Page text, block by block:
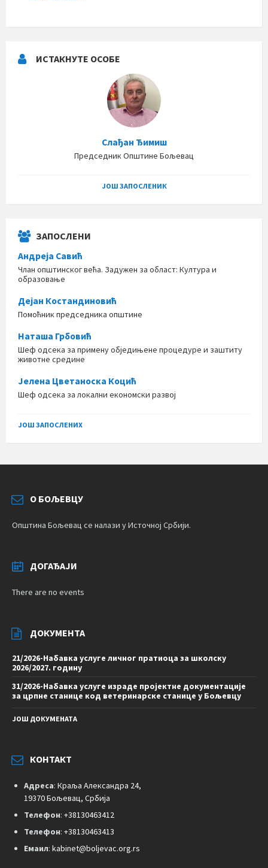
ИСТАКНУТЕ ОСОБЕ
Слађан Ђимиш
Председник Општине Бољевац
ЈОШ ЗАПОСЛЕНИК
ЗАПОСЛЕНИ
Андреја Савић
Члан општинског већа. Задужен за област: Култура и
образовање
Дејан Костандиновић
Помоћник председника општине
Наташа Грбовић
Шеф одсека за примену обједињене процедуре и заштиту
животне средине
Јелена Цветаноска Коцић
Шеф одсека за локални економски развој
ЈОШ ЗАПОСЛЕНИХ
О БОЉЕВЦУ
Општина Бољевац се налази у Источној Србији.
ДОГАЂАЈИ
There are no events
ДОКУМЕНТА
21/2026-Набавка услуге личног пратиоца за школску
2026/2027. годину
31/2026-Набавка услуге израде пројектне документације
за црпне станице код ветеринарске станице у Бољевцу
ЈОШ ДОКУМЕНАТА
КОНТАКТ
Адреса: Краља Александра 24,
19370 Бољевац, Србија
Телефон: +38130463412
Телефон: +38130463413
Емаил: kabinet@boljevac.org.rs